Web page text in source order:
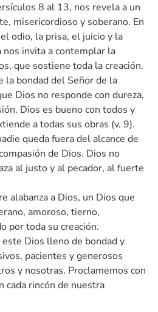
8 al 13, nos revela a un
misericordioso y soberano. En
odio, la prisa, el juicio y la
invita a contemplar la
que sostiene toda la creación.
la bondad del Señor de la
Dios no responde con dureza,
Dios es bueno con todos y
a todas sus obras (v. 9).
queda fuera del alcance de
de Dios. Dios no
al justo y al pecador, al fuerte
alabanza a Dios, un Dios que
amoroso, tierno,
por toda su creación.
Dios lleno de bondad y
pacientes y generosos
y nosotras. Proclamemos con
cada rincón de nuestra